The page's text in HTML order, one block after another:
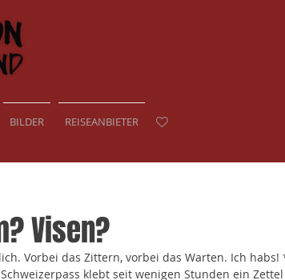
BILDER REISEANBIETER
Visen?
Vorbei das Zittern, vorbei das Warten. Ich
klebt seit wenigen Stunden ein